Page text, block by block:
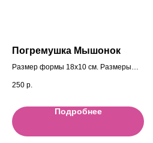
Погремушка Мышонок
Размер формы 18x10 cм. Размеры
250 р.
Подробнее